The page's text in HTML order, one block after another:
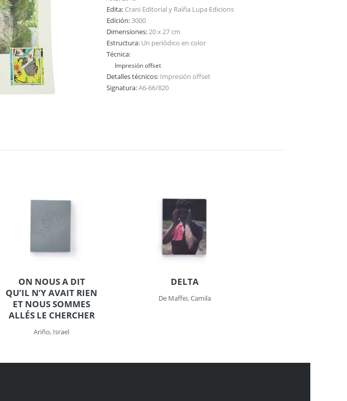
Edita: Crani Editorial y Raíña Lupa Edicions
Edición:3000
Dimensiones:20 x 27 cm
Estructura: Un periódico en color
Técnica:
Impresión offset
Detalles técnicos: Impresión offset
Signatura:A6-66/820
ON NOUS A DIT
QU’IL N’Y AVAIT RIEN
ET NOUS SOMMES
ALLÉS LE CHERCHER
Ariño, Israel
DELTA
De Maffei, Camila